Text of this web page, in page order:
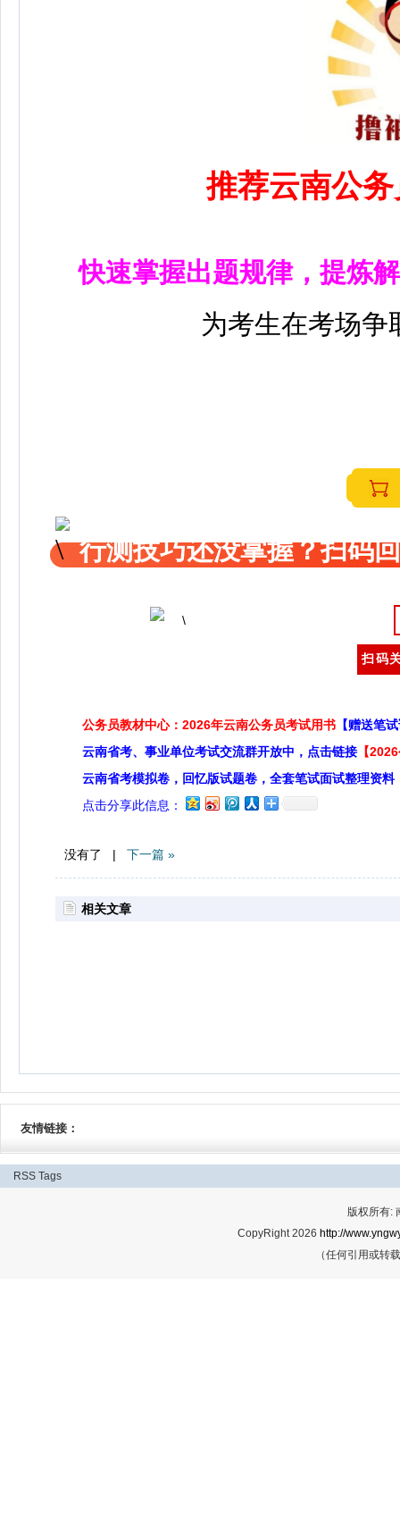
推荐云南公
快速掌握出题规律，提炼
为考生在考场争
行测技巧还没掌握？扫码
扫码
公务员教材中心：2026年云南公务员考试用书 【赠送笔
云南省考、事业单位考试交流群开放中，点击链接 【
云南省考模拟卷，回忆版试题卷，全套笔试面试整理资料
点击分享此信息：
没有了 | 下一篇 »
相关文章
友情链接：
RSS Tags
版权所有:
CopyRight 2026 http://
（任何引用或转